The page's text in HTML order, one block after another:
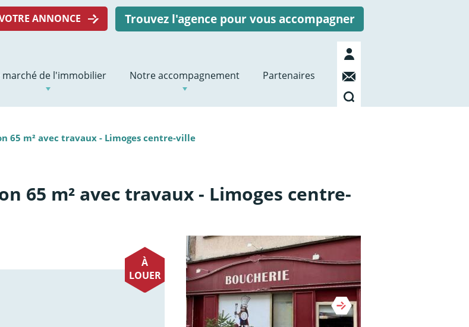
ANNONCE Trouvez l'agence pour vous accompagner
marché de l'immobilier Notre accompagnement Partenaires
Mon
compte
Contact
Recherche
65 m² avec travaux - Limoges centre-ville
65 m² avec travaux - Limoges centre-
À
LOUER